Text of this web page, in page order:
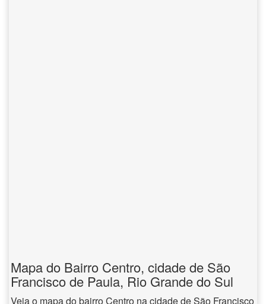
Mapa do Bairro Centro, cidade de São
Francisco de Paula, Rio Grande do Sul
Veja o mapa do bairro Centro na cidade de São Francisco